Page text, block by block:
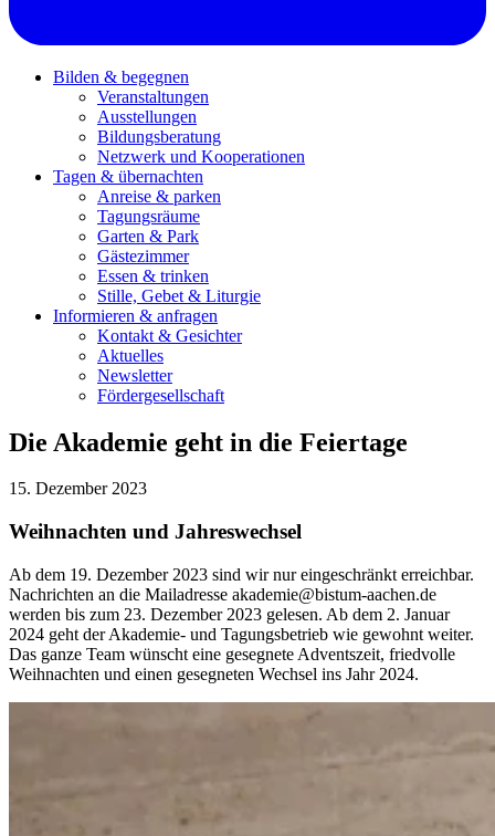
Bilden & begegnen
Veranstaltungen
Ausstellungen
Bildungsberatung
Netzwerk und Kooperationen
Tagen & übernachten
Anreise & parken
Tagungsräume
Garten & Park
Gästezimmer
Essen & trinken
Stille, Gebet & Liturgie
Informieren & anfragen
Kontakt & Gesichter
Aktuelles
Newsletter
Fördergesellschaft
Die Akademie geht in die Feiertage
15. Dezember 2023
Weihnachten und Jahreswechsel
Ab dem 19. Dezember 2023 sind wir nur eingeschränkt erreichbar.
Nachrichten an die Mailadresse akademie@bistum-aachen.de
werden bis zum 23. Dezember 2023 gelesen. Ab dem 2. Januar
2024 geht der Akademie- und Tagungsbetrieb wie gewohnt weiter.
Das ganze Team wünscht eine gesegnete Adventszeit, friedvolle
Weihnachten und einen gesegneten Wechsel ins Jahr 2024.